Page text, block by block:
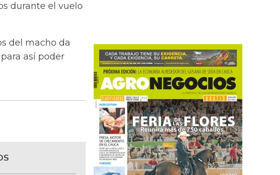
durante el vuelo
del macho da
así poder